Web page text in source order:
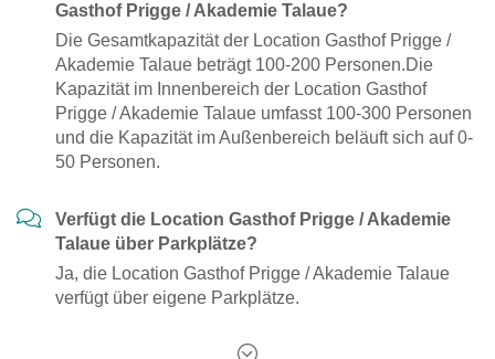
Gasthof Prigge / Akademie Talaue?
Die Gesamtkapazität der Location Gasthof Prigge /
Akademie Talaue beträgt 100-200 Personen.Die
Kapazität im Innenbereich der Location Gasthof
Prigge / Akademie Talaue umfasst 100-300 Personen
und die Kapazität im Außenbereich beläuft sich auf 0-
50 Personen.
Verfügt die Location Gasthof Prigge / Akademie
Talaue über Parkplätze?
Ja, die Location Gasthof Prigge / Akademie Talaue
verfügt über eigene Parkplätze.